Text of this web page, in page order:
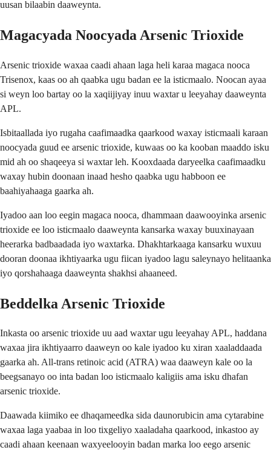
uusan bilaabin daaweynta.
Magacyada Noocyada Arsenic Trioxide
Arsenic trioxide waxaa caadi ahaan laga heli karaa magaca nooca
Trisenox, kaas oo ah qaabka ugu badan ee la isticmaalo. Noocan ayaa
si weyn loo bartay oo la xaqiijiyay inuu waxtar u leeyahay daaweynta
APL.
Isbitaallada iyo rugaha caafimaadka qaarkood waxay isticmaali karaan
noocyada guud ee arsenic trioxide, kuwaas oo ka kooban maaddo isku
mid ah oo shaqeeya si waxtar leh. Kooxdaada daryeelka caafimaadku
waxay hubin doonaan inaad hesho qaabka ugu habboon ee
baahiyahaaga gaarka ah.
Iyadoo aan loo eegin magaca nooca, dhammaan daawooyinka arsenic
trioxide ee loo isticmaalo daaweynta kansarka waxay buuxinayaan
heerarka badbaadada iyo waxtarka. Dhakhtarkaaga kansarku wuxuu
dooran doonaa ikhtiyaarka ugu fiican iyadoo lagu saleynayo helitaanka
iyo qorshahaaga daaweynta shakhsi ahaaneed.
Beddelka Arsenic Trioxide
Inkasta oo arsenic trioxide uu aad waxtar ugu leeyahay APL, haddana
waxaa jira ikhtiyaarro daaweyn oo kale iyadoo ku xiran xaaladdaada
gaarka ah. All-trans retinoic acid (ATRA) waa daaweyn kale oo la
beegsanayo oo inta badan loo isticmaalo kaligiis ama isku dhafan
arsenic trioxide.
Daawada kiimiko ee dhaqameedka sida daunorubicin ama cytarabine
waxaa laga yaabaa in loo tixgeliyo xaaladaha qaarkood, inkastoo ay
caadi ahaan keenaan waxyeelooyin badan marka loo eego arsenic